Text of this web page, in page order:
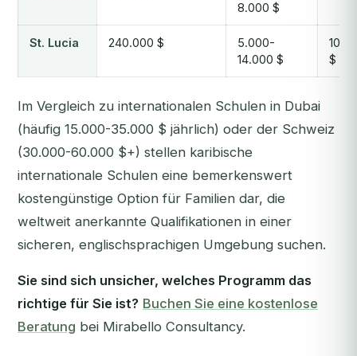
8.000 $
St. Lucia 240.000 $
5.000-
14.000 $
$
Im Vergleich zu internationalen Schulen in Dubai
(häufig 15.000-35.000 $ jährlich) oder der Schweiz
(30.000-60.000 $+) stellen karibische
internationale Schulen eine bemerkenswert
kostengünstige Option für Familien dar, die
weltweit anerkannte Qualifikationen in einer
sicheren, englischsprachigen Umgebung suchen.
Sie sind sich unsicher, welches Programm das
richtige für Sie ist? Buchen Sie eine kostenlose
Beratung bei Mirabello Consultancy.